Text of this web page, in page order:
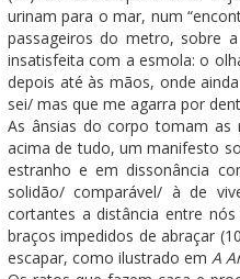
urinam para o mar, num
passageiros do metro, sobre
insatisfeita com a esmola: o
depois até às mãos, onde
sei/ mas que me agarra por
As ânsias do corpo tomam as
acima de tudo, um manifesto
estranho e em dissonância
solidão/ comparável/ à de
cortantes a distância entre
braços impedidos de abraçar
escapar, como ilustrado em A